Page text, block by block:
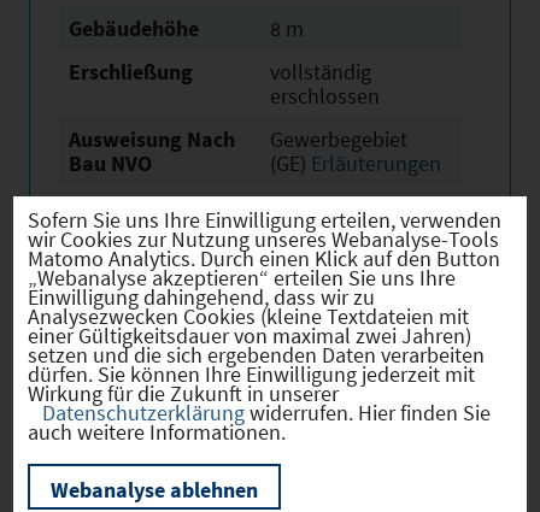
Gebäudehöhe
8 m
Erschließung
vollständig
erschlossen
Ausweisung Nach
Bau NVO
Gewerbegebiet
(GE) Erläuterungen
Baurechtliche
Verfügbarkeit
sofort verfügbar
Erwerb
sofort verfügbar
Eigentümer
öffentlich
Derzeitige Nutzung
Land- oder
Fortwirtschaftlich
Sofern Sie uns Ihre Einwilligung erteilen, verwenden
wir Cookies zur Nutzung unseres Webanalyse-Tools
Matomo Analytics. Durch einen Klick auf den Button
„Webanalyse akzeptieren“ erteilen Sie uns Ihre
Einwilligung dahingehend, dass wir zu
Analysezwecken Cookies (kleine Textdateien mit
einer Gültigkeitsdauer von maximal zwei Jahren)
setzen und die sich ergebenden Daten verarbeiten
dürfen. Sie können Ihre Einwilligung jederzeit mit
Wirkung für die Zukunft in unserer
Datenschutzerklärungwiderrufen. Hier finden Sie
auch weitere Informationen.
Webanalyse ablehnen